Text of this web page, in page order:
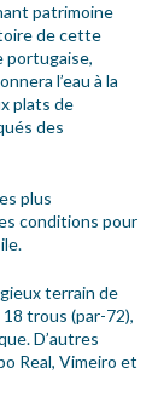
patrimoine
de cette
portugaise,
l’eau à la
plats de
des
plus
conditions pour
terrain de
18 trous (par-72),
D’autres
Real, Vimeiro et